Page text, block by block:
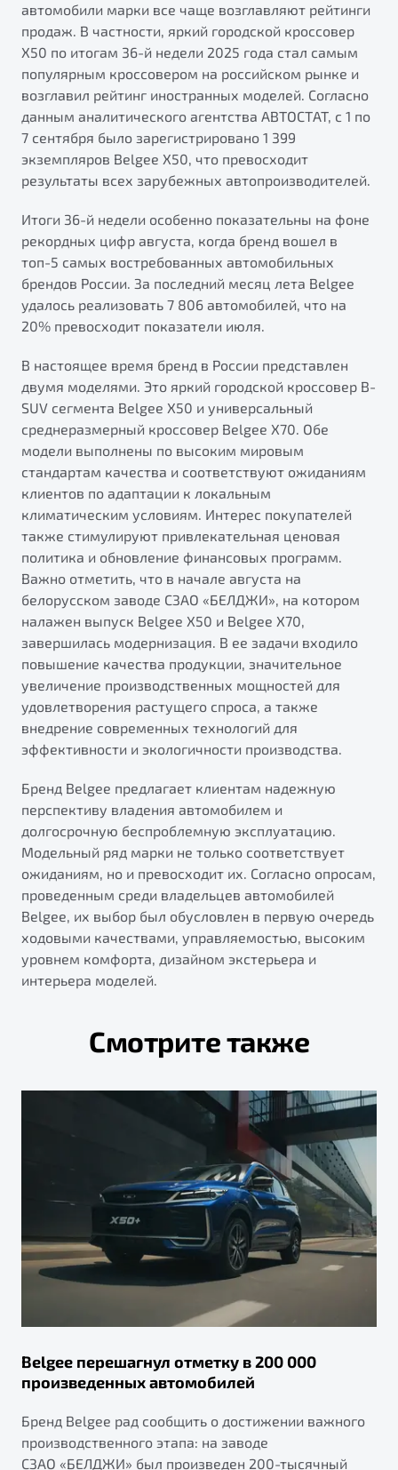
Элегантный и практичный седан
от 1 699 990 ₽*
X70
Универсальный кроссовер
от 2 499 990 ₽*
Узнайте о специальных выгодах при покупке
автомобиля Belgee
Подробно
Автомобили в наличии
Тест-драйв
Автокредит
Спецпредложения
Будьте еще более уверены на дорогах с программой
"Помощь на дорогах"
Преимущества программы
Запись на сервис
Калькулятор ТО
Клиентская поддержка
автомобили марки все чаще возглавляют рейтинги
продаж. В частности, яркий городской кроссовер
X50 по итогам 36-й недели 2025 года стал самым
популярным кроссовером на российском рынке и
возглавил рейтинг иностранных моделей. Согласно
данным аналитического агентства АВТОСТАТ, с 1 по
7 сентября было зарегистрировано 1 399
экземпляров Belgee X50, что превосходит
результаты всех зарубежных автопроизводителей.
Итоги 36-й недели особенно показательны на фоне
рекордных цифр августа, когда бренд вошел в
топ-5 самых востребованных автомобильных
брендов России. За последний месяц лета Belgee
удалось реализовать 7 806 автомобилей, что на
20% превосходит показатели июля.
В настоящее время бренд в России представлен
двумя моделями. Это яркий городской кроссовер B-
SUV сегмента Belgee X50 и универсальный
среднеразмерный кроссовер Belgee X70. Обе
модели выполнены по высоким мировым
стандартам качества и соответствуют ожиданиям
клиентов по адаптации к локальным
климатическим условиям. Интерес покупателей
также стимулируют привлекательная ценовая
политика и обновление финансовых программ.
Важно отметить, что в начале августа на
белорусском заводе СЗАО «БЕЛДЖИ», на котором
налажен выпуск Belgee X50 и Belgee X70,
завершилась модернизация. В ее задачи входило
повышение качества продукции, значительное
увеличение производственных мощностей для
удовлетворения растущего спроса, а также
внедрение современных технологий для
эффективности и экологичности производства.
Бренд Belgee предлагает клиентам надежную
перспективу владения автомобилем и
долгосрочную беспроблемную эксплуатацию.
Модельный ряд марки не только соответствует
ожиданиям, но и превосходит их. Согласно опросам,
проведенным среди владельцев автомобилей
Belgee, их выбор был обусловлен в первую очередь
ходовыми качествами, управляемостью, высоким
уровнем комфорта, дизайном экстерьера и
интерьера моделей.
Смотрите также
Belgee перешагнул отметку в 200 000
произведенных автомобилей
Бренд Belgee рад сообщить о достижении важного
производственного этапа: на заводе
СЗАО «БЕЛДЖИ» был произведен 200-тысячный